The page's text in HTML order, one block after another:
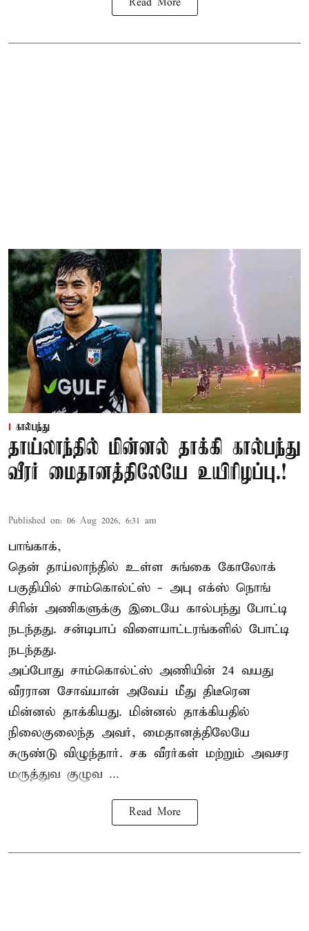
Read More
கால்பந்து
தாய்லாந்தில் மின்னல் தாக்கி கால்பந்து
வீரர் மைதானத்திலேயே உயிரிழப்பு.!
Published on: 06 Aug 2026, 6:31 am
பாங்காக்,
தென் தாய்லாந்தில் உள்ள சுங்கை கோலோக்
பகுதியில் சாம்கொல்ட்ஸ் - அபு எக்ஸ் நொங்
சிரின் அணிகளுக்கு இடையே கால்பந்து போட்டி
நடந்தது. சன்டிபாப் விளையாட்டரங்களில் போட்டி
நடந்தது.
அப்போது சாம்கொல்ட்ஸ் அணியின் 24 வயது
வீரரான சோவ்யான் அவேய் மீது திடீரென
மின்னல் தாக்கியது. மின்னல் தாக்கியதில்
நிலைகுலைந்த அவர், மைதானத்திலேயே
சுருண்டு விழுந்தார். சக வீரர்கள் மற்றும் அவசர
மருத்துவ குழுவ ...
Read More